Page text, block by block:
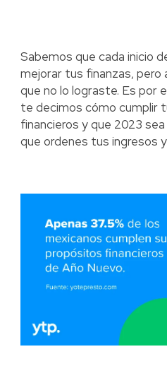
Sabemos que cada inicio
mejorar tus finanzas, pero
que no lo lograste. Es por
te decimos cómo cumplir
financieros y que 2023
que ordenes tus ingresos